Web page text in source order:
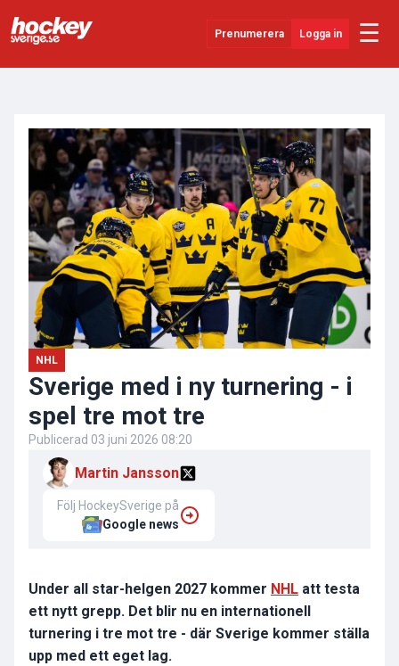
Prenumerera Logga in ☰
SHL
Evenemang
Övrigt
NHL
Sverige med i ny turnering - i
spel tre mot tre
Publicerad 03 juni 2026 08:20
Martin Jansson
Följ HockeySverige på
Google news
Under all star-helgen 2027 kommer NHL att testa
ett nytt grepp. Det blir nu en internationell
turnering i tre mot tre - där Sverige kommer ställa
upp med ett eget lag.